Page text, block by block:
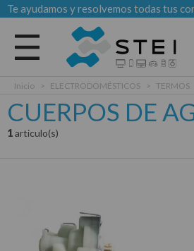
Te ayudamos y resolvemos todas tus
Todas las categorias
Inicio > ELECTRODOMÉSTICOS > TERMOS
CUERPOS DE
1articulo(s)